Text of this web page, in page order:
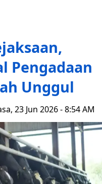
Pengadaan
Unggul
23 Jun 2026 - 8:54 AM